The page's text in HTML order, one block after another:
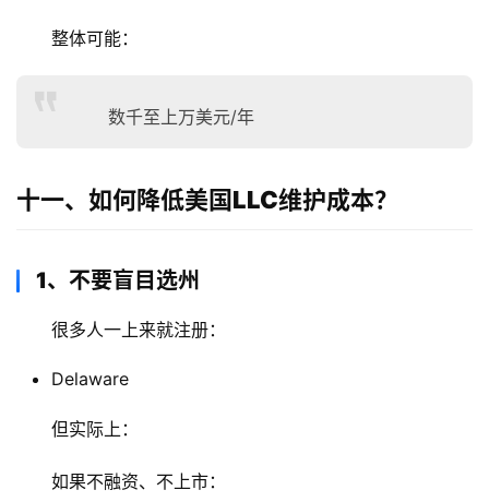
整体可能：
数千至上万美元/年
十一、如何降低美国LLC维护成本？
1、不要盲目选州
很多人一上来就注册：
Delaware
但实际上：
如果不融资、不上市：